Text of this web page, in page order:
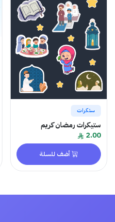
ستكرات
ستيكرات رمضان كريم
2.00
أضف للسلة